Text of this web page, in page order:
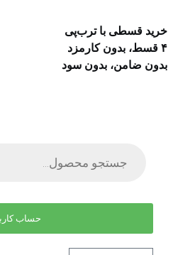
قسطی با ترب‌پی
ضامن، بدون سود
حساب کاربری